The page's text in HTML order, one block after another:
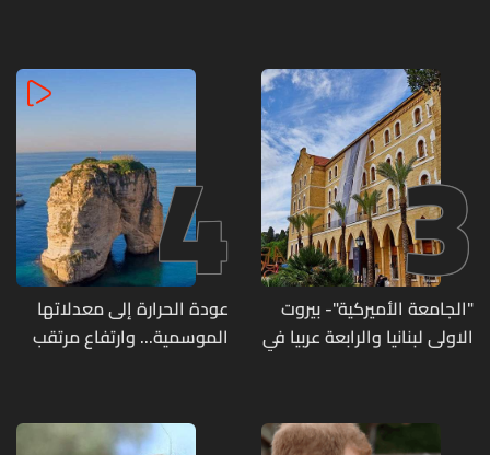
3
"الجامعة الأميركية"- بيروت
الاولى لبنانيا والرابعة عربيا في
4
عودة الحرارة إلى معدلاتها
الموسمية... وارتفاع مرتقب